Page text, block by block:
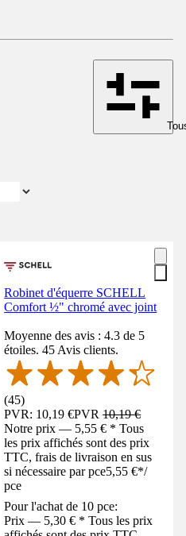
Robinet d'équerre SCHELL
Comfort ½" chromé avec joint
Moyenne des avis : 4.3 de 5
étoiles. 45 Avis clients.
(45)
PVR: 10,19 €PVR10,19 €
Notre prix — 5,55 € * Tous
les prix affichés sont des prix
TTC, frais de livraison en sus
si nécessaire par pce5,55 €*/
pce
Pour l'achat de 10 pce:
Prix — 5,30 € * Tous les prix